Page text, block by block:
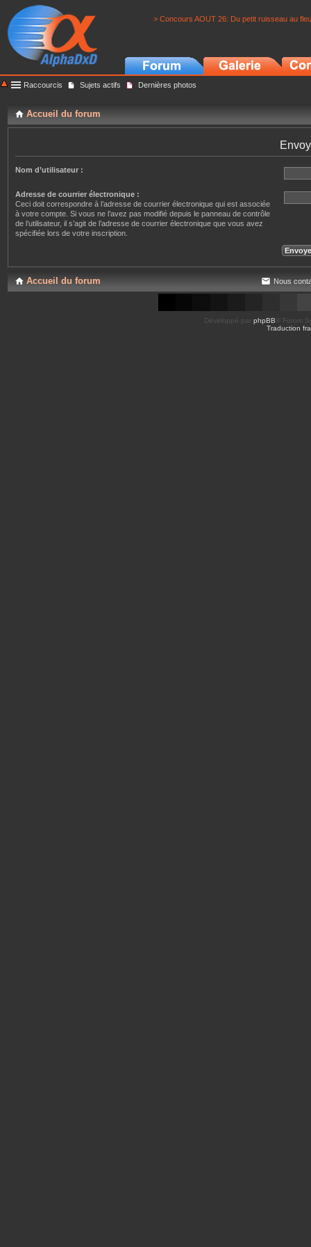
> Concours AOUT 26: Du petit ruisseau au
Raccourcis Sujets actifs Dernières photos
Accueil du forum
Nom d’utilisateur :
Adresse de courrier électronique :
Ceci doit correspondre à l’adresse de courrier électronique qui est associée
à votre compte. Si vous ne l’avez pas modifié depuis le panneau de contrôle
de l’utilisateur, il s’agit de l’adresse de courrier électronique que vous avez
spécifiée lors de votre inscription.
Accueil du forum Nous
Développé par phpBB ® Forum
Traduction